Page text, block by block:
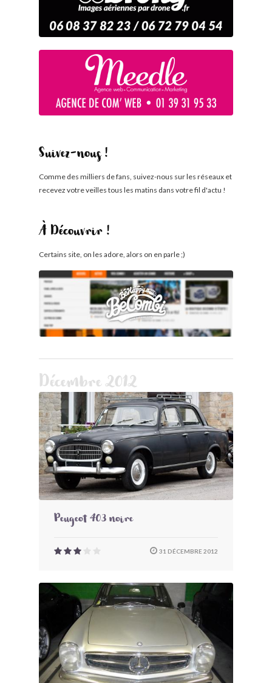
Suivez-nous !
Comme des milliers de fans, suivez-nous sur les réseaux et
recevez votre veilles tous les matins dans votre fil d'actu !
À Découvrir !
Certains site, on les adore, alors on en parle ;)
Décembre 2012
Peugeot 403 noire
31 DÉCEMBRE 2012